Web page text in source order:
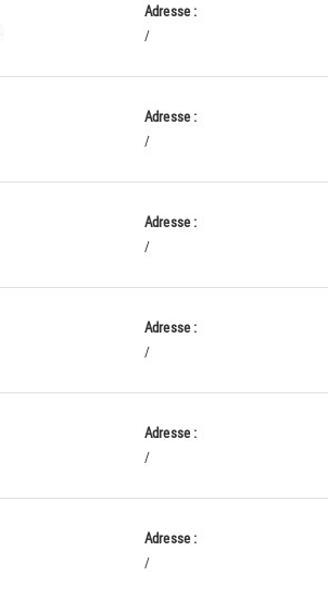
Adresse :
/
Adresse :
/
Adresse :
/
Adresse :
/
Adresse :
/
Adresse :
/